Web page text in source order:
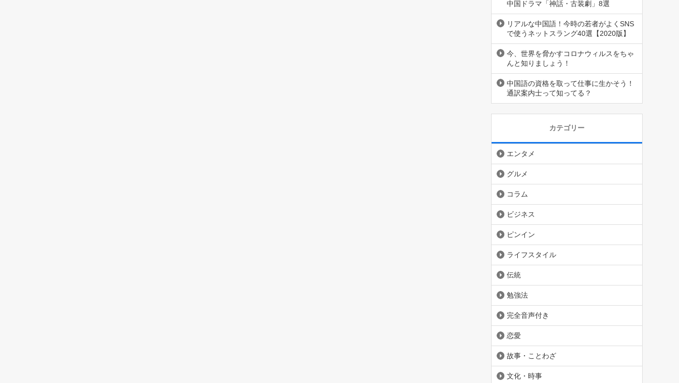
中国ドラマ「神話・古装劇」8選
リアルな中国語！今時の若者がよくSNS
で使うネットスラング40選【2020版】
今、世界を脅かすコロナウィルスをちゃ
んと知りましょう！
中国語の資格を取って仕事に生かそう！
通訳案内士って知ってる？
カテゴリー
エンタメ
グルメ
コラム
ビジネス
ピンイン
ライフスタイル
伝統
勉強法
完全音声付き
恋愛
故事・ことわざ
文化・時事